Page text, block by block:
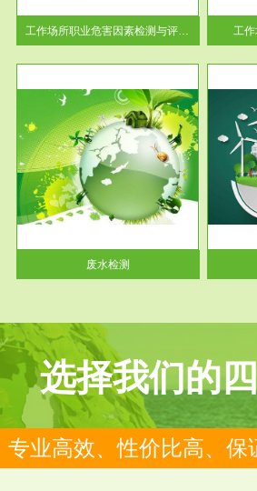
工作场所职业危害因素检测与评价...
工作场...
工
废水检测
服务范围
废气测试
检测范围工业废气检测包括有机
废气和无机废气。有机废气主要
包括...
选择我们的
专业高效、性价比高、保